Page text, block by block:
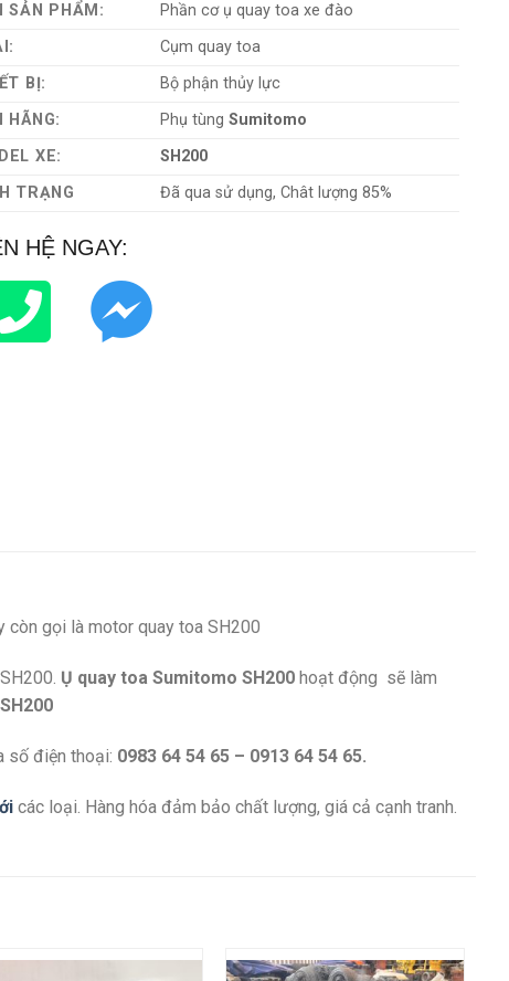
SẢN PHẨM:
Phần cơ ụ quay toa xe đào
Cụm quay toa
BỊ:
Bộ phận thủy lực
HÃNG:
Phụ tùng Sumitomo
XE:
SH200
TRẠNG
Đã qua sử dụng, Chât lượng 85%
HỆ NGAY:
còn gọi là motor quay toa SH200
Ụ quay toa Sumitomo SH200 hoạt động sẽ làm
SH200
số điện thoại: 0983 64 54 65 – 0913 64 54 65.
các loại. Hàng hóa đảm bảo chất lượng, giá cả cạnh tranh.